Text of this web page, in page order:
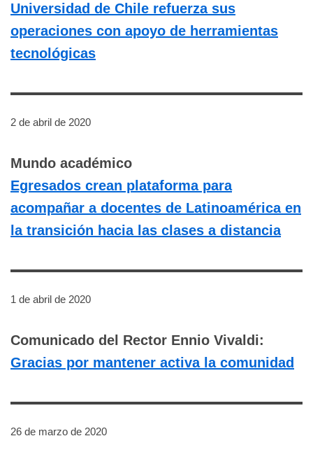
Universidad de Chile refuerza sus
operaciones con apoyo de herramientas
tecnológicas
2 de abril de 2020
Mundo académico
Egresados crean plataforma para
acompañar a docentes de Latinoamérica en
la transición hacia las clases a distancia
1 de abril de 2020
Comunicado del Rector Ennio Vivaldi:
Gracias por mantener activa la comunidad
26 de marzo de 2020